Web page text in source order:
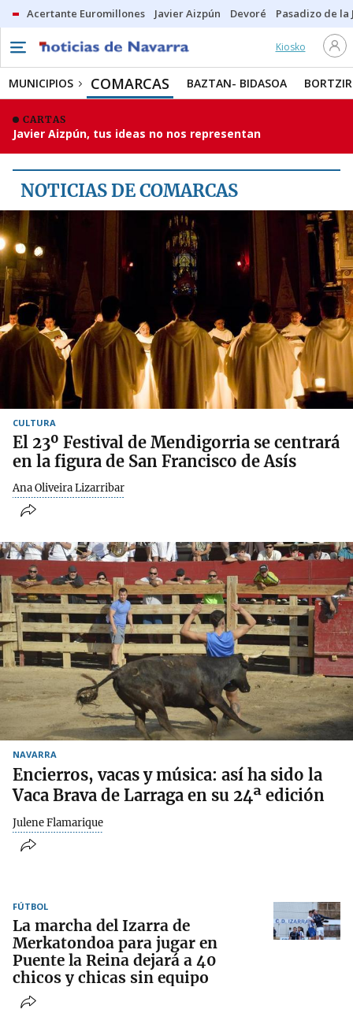
Acertante Euromillones Javier Aizpún Devoré Pasadizo de la
Kiosko
MUNICIPIOS COMARCAS BAZTAN- BIDASOA
CARTAS
Javier Aizpún, tus ideas no nos representan
NOTICIAS DE COMARCAS
CULTURA
El 23º Festival de Mendigorria se centrará
en la figura de San Francisco de Asís
Ana Oliveira Lizarribar
NAVARRA
Encierros, vacas y música: así ha sido la
Vaca Brava de Larraga en su 24ª edición
Julene Flamarique
FÚTBOL
La marcha del Izarra de
Merkatondoa para jugar en
Puente la Reina dejará a 40
chicos y chicas sin equipo
MUNICIPIOS
COMARCAS
BORTZIRIAK
SANGÜESA
ZONA MEDIA
MÁS COMARCAS